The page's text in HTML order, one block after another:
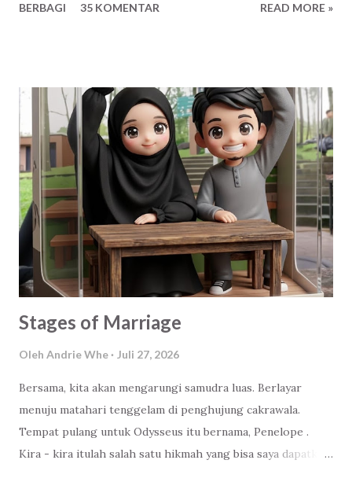
mungkin teman-teman saya mulai berpikir apa yang paling
yaa :v Anonymous I : Kebahagiaan Anonymous II : Dimana
aku bisa menemukan cinta sejati dari wanita yang sholeha
yang bisa selalu mengingatkan kalo aku salah/khilaf. Yang
bisa membimbing aku menjadi suami yang sholeh untuk
keluargaku. Anonymous III : Ketenangan hati Anonymous IV
: Rizki dari Yang Maha Kuasa Jawaban yang beragam bukan?
Jawaban-jawaban itu menurut analisis saya sebagai pakar
bla-bla-bla :D . Datang dari latar belakang, situasi dan
kondisi teman-tema...
BERBAGI 35 KOMENTAR READ MORE »
Stages of Marriage
Oleh Andrie Whe Juli 27, 2026
Bersama, kita akan mengarungi samudra luas. Berlayar
menuju matahari tenggelam di penghujung cakrawala.
Tempat pulang untuk Odysseus itu bernama, Penelope .
Kira - kira itulah salah satu hikmah yang bisa saya dapatkan